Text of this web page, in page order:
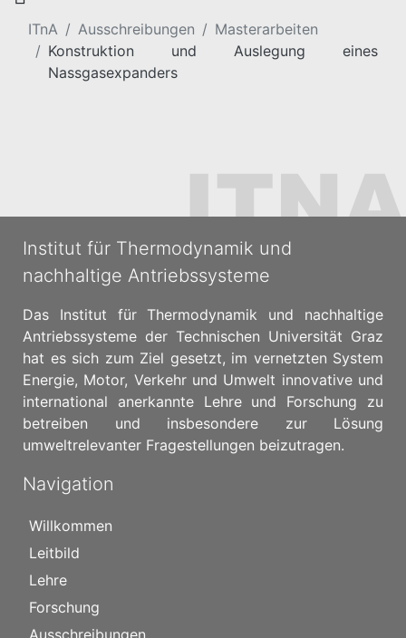
ITnA Ausschreibungen
Masterarbeiten
Konstruktion und Auslegung eines
Nassgasexpanders
Institut für Thermodynamik und
nachhaltige Antriebssysteme
Das Institut für Thermodynamik und nachhaltige
Antriebssysteme der Technischen Universität Graz
hat es sich zum Ziel gesetzt, im vernetzten System
Energie, Motor, Verkehr und Umwelt innovative und
international anerkannte Lehre und Forschung zu
betreiben und insbesondere zur Lösung
umweltrelevanter Fragestellungen beizutragen.
Navigation
Willkommen
Leitbild
Lehre
Forschung
Ausschreibungen